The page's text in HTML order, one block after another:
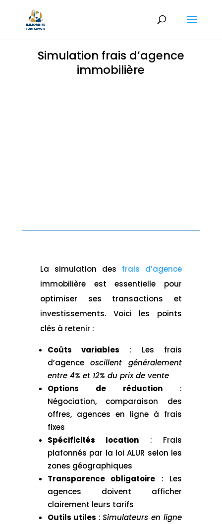
Simulation frais d’agence
immobilière
La simulation des frais d’agence
immobilière est essentielle pour
optimiser ses transactions et
investissements. Voici les points
clés à retenir :
Coûts variables : Les frais
d’agence oscillent généralement
entre 4% et 12% du prix de vente
Options de réduction :
Négociation, comparaison des
offres, agences en ligne à frais
fixes
Spécificités location : Frais
plafonnés par la loi ALUR selon les
zones géographiques
Transparence obligatoire : Les
agences doivent afficher
clairement leurs tarifs
Outils utiles :Simulateurs en ligne